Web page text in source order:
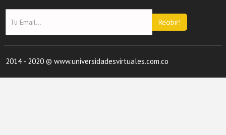
Recibir!
2014 - 2020 © www.universidadesvirtuales.com.co